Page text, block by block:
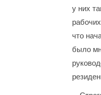
у них
что
было